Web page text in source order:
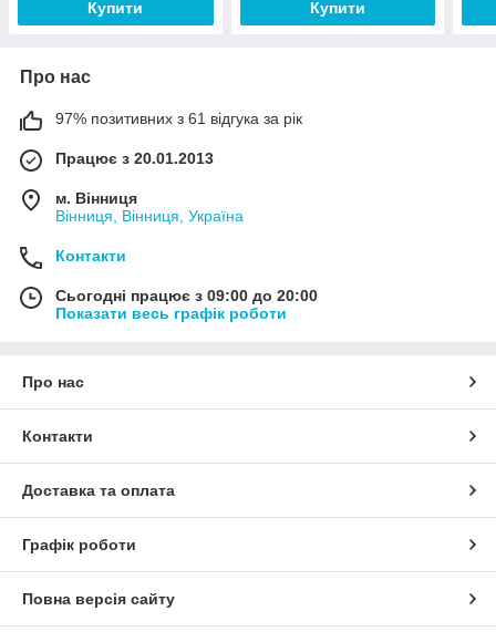
Купити Купити
Про нас
97% позитивних з 61 відгука за рік
Працює з 20.01.2013
м. Вінниця
Вінниця, Вінниця, Україна
Контакти
Сьогодні працює з 09:00 до 20:00
Показати весь графік роботи
Про нас
Контакти
Доставка та оплата
Графік роботи
Повна версія сайту